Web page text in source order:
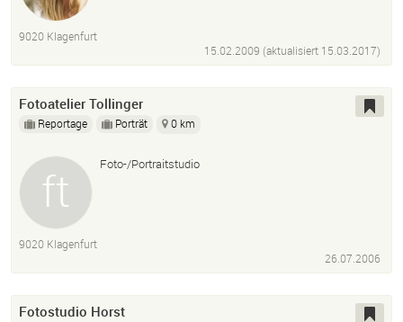
9020 Klagenfurt
15.02.2009 (aktualisiert 15.03.2017)
Fotoatelier Tollinger
Reportage Porträt 0 km
Foto-/Portraitstudio
9020 Klagenfurt
26.07.2006
Fotostudio Horst